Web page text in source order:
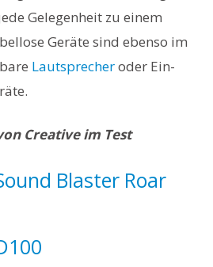
Gelegenheit zu einem
Geräte sind ebenso im
Lautsprecheroder Ein-
Creative im Test
Blaster Roar